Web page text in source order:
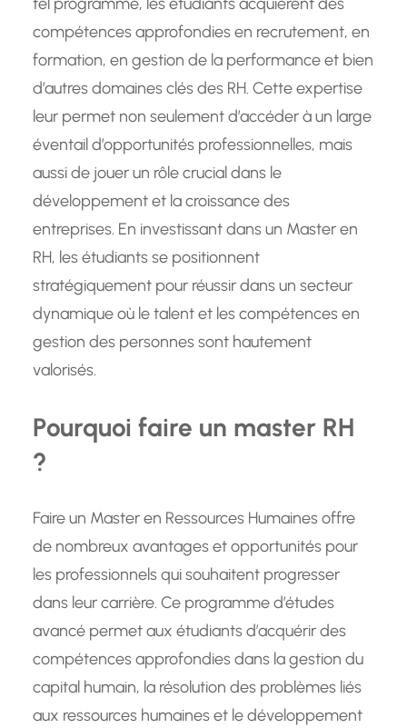
compétences approfondies en recrutement, en
formation, en gestion de la performance et bien
d’autres domaines clés des RH. Cette expertise
leur permet non seulement d’accéder à un large
éventail d’opportunités professionnelles, mais
aussi de jouer un rôle crucial dans le
développement et la croissance des
entreprises. En investissant dans un Master en
RH, les étudiants se positionnent
stratégiquement pour réussir dans un secteur
dynamique où le talent et les compétences en
gestion des personnes sont hautement
valorisés.
Pourquoi faire un master RH
?
Faire un Master en Ressources Humaines offre
de nombreux avantages et opportunités pour
les professionnels qui souhaitent progresser
dans leur carrière. Ce programme d’études
avancé permet aux étudiants d’acquérir des
compétences approfondies dans la gestion du
capital humain, la résolution des problèmes liés
aux ressources humaines et le développement